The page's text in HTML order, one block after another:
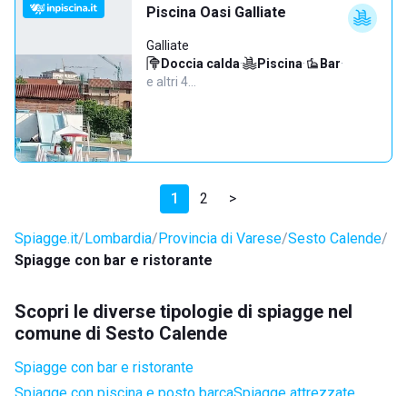
Piscina Oasi Galliate
Galliate
Doccia calda· Piscina· Bar·
e altri 4…
1 2 >
Spiagge.it Lombardia Provincia di Varese Sesto Calende
Spiagge con bar e ristorante
Scopri le diverse tipologie di spiagge nel
comune di Sesto Calende
Spiagge con bar e ristorante